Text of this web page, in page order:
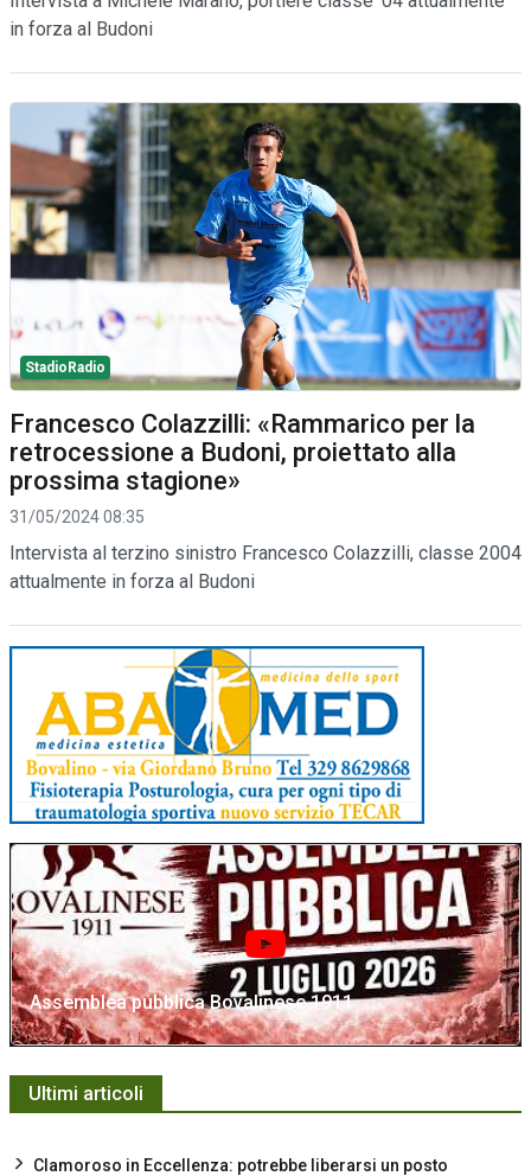
in forza al Budoni
StadioRadio
Francesco Colazzilli: «Rammarico per la
retrocessione a Budoni, proiettato alla
prossima stagione»
31/05/2024 08:35
Intervista al terzino sinistro Francesco Colazzilli, classe 2004
attualmente in forza al Budoni
Assemblea pubblica Bovalinese 1911
Ultimi articoli
Clamoroso in Eccellenza: potrebbe liberarsi un posto